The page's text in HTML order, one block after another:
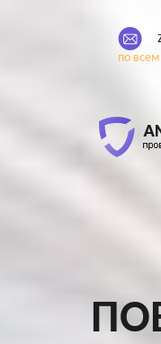
по